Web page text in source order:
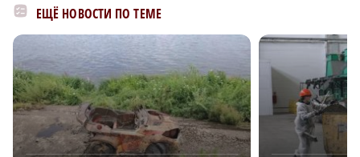
ЕЩЁ НОВОСТИ ПО ТЕМЕ